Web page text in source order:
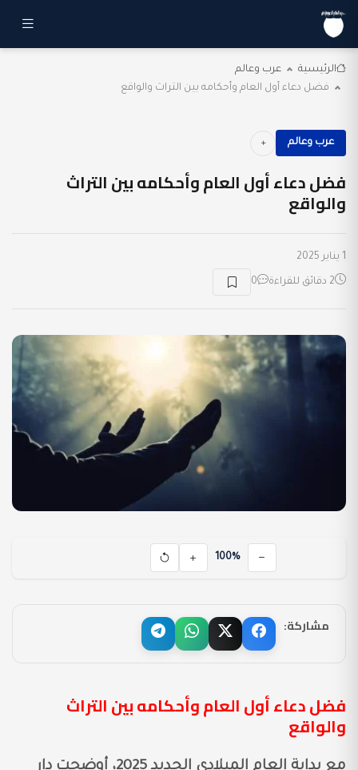
الرئيسية
عرب وعالم
فضل دعاء أول العام وأحكامه بين التراث والواقع
عرب وعالم
فضل دعاء أول العام وأحكامه بين التراث
والواقع
1 يناير 2025
2 دقائق للقراءة 0
100%
مشاركة:
فضل دعاء أول العام وأحكامه بين التراث
والواقع